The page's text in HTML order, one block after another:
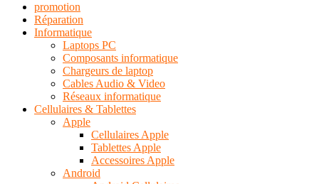
promotion
Réparation
Informatique
Laptops PC
Composants informatique
Chargeurs de laptop
Cables Audio & Video
Réseaux informatique
Cellulaires & Tablettes
Apple
Cellulaires Apple
Tablettes Apple
Accessoires Apple
Android